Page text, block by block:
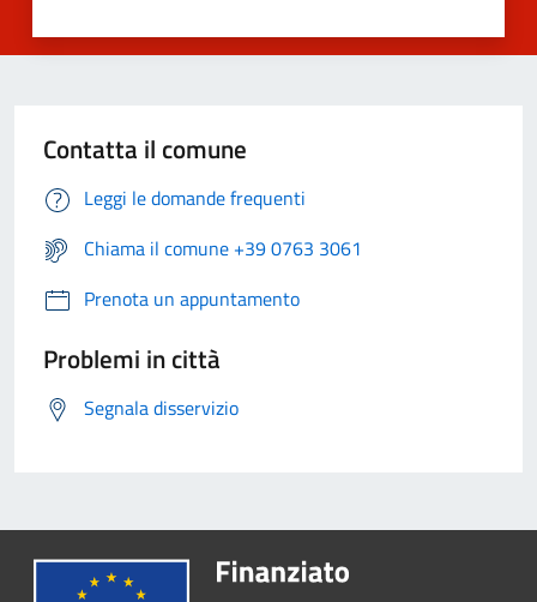
Contatta il comune
Leggi le domande frequenti
Chiama il comune +39 0763 3061
Prenota un appuntamento
Problemi in città
Segnala disservizio